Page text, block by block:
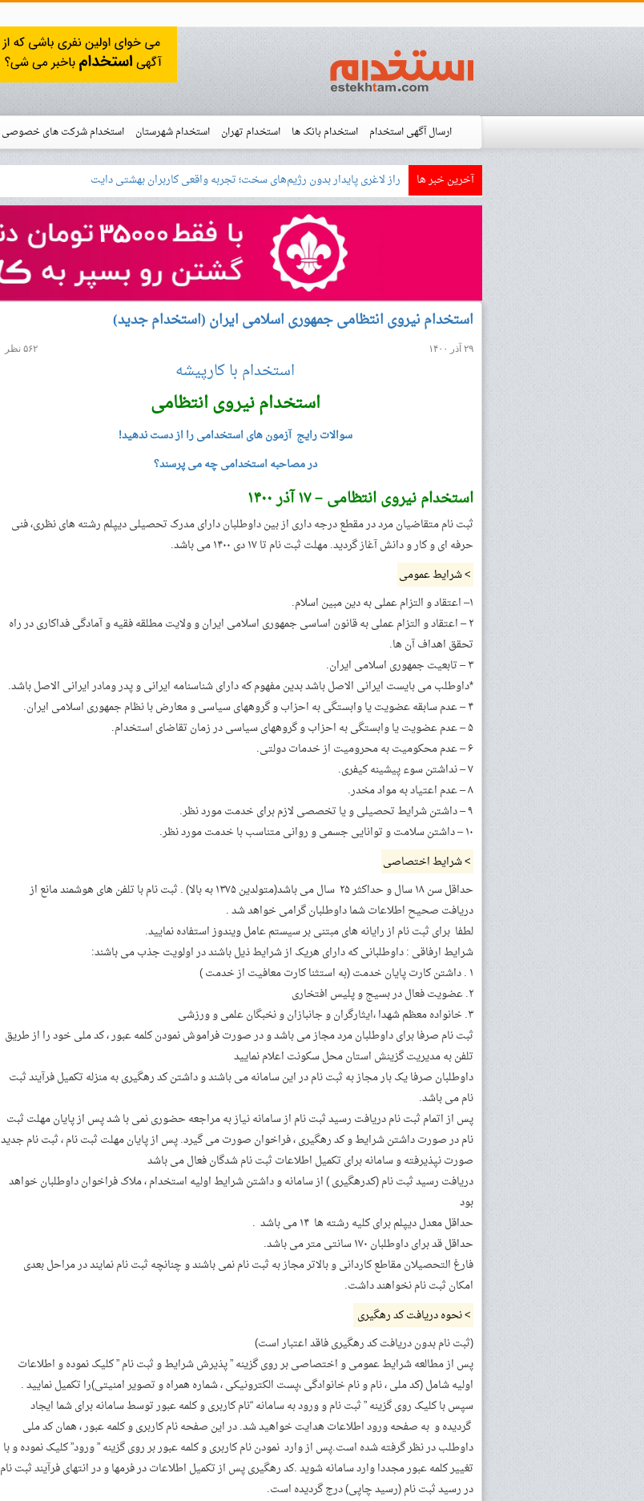
ارسال آگهی استخدام استخدام بانک ها استخدام تهران استخدام شهرستان استخدام شرکت های خصوصی
استخدام شده ها
آموزش فروشگاه استخدام
آخرین خبر ها بازار کار زبان آلمانی چگونه است
استخدام نیروی انتظامی جمهوری اسلامی ایران (استخدام جدید)
۲۹ آذر ۱۴۰۰ ۵۶۲ نظر
استخدام با کارپیشه
استخدام نیروی انتظامی
سوالات رایج آزمون های استخدامی را از دست ندهید!
در مصاحبه استخدامی چه می پرسند؟
استخدام نیروی انتظامی – ۱۷ آذر ۱۴۰۰
ثبت نام متقاضیان مرد در مقطع درجه داری از بین داوطلبان دارای مدرک تحصیلی دیپلم رشته های نظری، فنی
حرفه ای و کار و دانش آغاز گردید. مهلت ثبت نام تا ۱۷ دی ۱۴۰۰ می باشد.
> شرایط عمومی
۱– اعتقاد و التزام عملی به دین مبین اسلام.
۲ – اعتقاد و التزام عملی به قانون اساسی جمهوری اسلامی ایران و ولایت مطلقه فقیه و آمادگی فداکاری در راه
تحقق اهداف آن ها.
۳ – تابعیت جمهوری اسلامی ایران.
*داوطلب می بایست ایرانی الاصل باشد بدین مفهوم که دارای شناسنامه ایرانی و پدر ومادر ایرانی الاصل باشد.
۴ – عدم سابقه عضویت یا وابستگی به احزاب و گروههای سیاسی و معارض با نظام جمهوری اسلامی ایران.
۵ – عدم عضویت یا وابستگی به احزاب و گروههای سیاسی در زمان تقاضای استخدام.
۶ – عدم محکومیت به محرومیت از خدمات دولتی.
۷ – نداشتن سوء پیشینه کیفری.
۸ – عدم اعتیاد به مواد مخدر.
۹ – داشتن شرایط تحصیلی و یا تخصصی لازم برای خدمت مورد نظر.
۱۰ – داشتن سلامت و توانایی جسمی و روانی متناسب با خدمت مورد نظر.
> شرایط اختصاصی
حداقل سن ۱۸ سال و حداکثر ۲۵ سال می باشد(متولدین ۱۳۷۵ به بالا) . ثبت نام با تلفن های هوشمند مانع از
دریافت صحیح اطلاعات شما داوطلبان گرامی خواهد شد .
لطفا برای ثبت نام از رایانه های مبتنی بر سیستم عامل ویندوز استفاده نمایید.
شرایط ارفاقی : داوطلبانی که دارای هریک از شرایط ذیل باشند در اولویت جذب می باشند:
۱ . داشتن کارت پایان خدمت (به استثنا کارت معافیت از خدمت )
۲. عضویت فعال در بسیج و پلیس افتخاری
۳. خانواده معظم شهدا ،ایثارگران و جانبازان و نخبگان علمی و ورزشی
ثبت نام صرفا برای داوطلبان مرد مجاز می باشد و در صورت فراموش نمودن کلمه عبور ، کد ملی خود را از طریق
تلفن به مدیریت گزینش استان محل سکونت اعلام نمایید
داوطلبان صرفا یک بار مجاز به ثبت نام در این سامانه می باشند و داشتن کد رهگیری به منزله تکمیل فرآیند ثبت
نام می باشد.
پس از اتمام ثبت نام دریافت رسید ثبت نام از سامانه نیاز به مراجعه حضوری نمی با شد پس از پایان مهلت ثبت
نام در صورت داشتن شرایط و کد رهگیری ، فراخوان صورت می گیرد. پس از پایان مهلت ثبت نام ، ثبت نام جدید
صورت نپذیرفته و سامانه برای تکمیل اطلاعات ثبت نام شدگان فعال می باشد
دریافت رسید ثبت نام (کدرهگیری ) از سامانه و داشتن شرایط اولیه استخدام ، ملاک فراخوان داوطلبان خواهد
بود
حداقل معدل دیپلم برای کلیه رشته ها ۱۴ می باشد .
حداقل قد برای داوطلبان ۱۷۰ سانتی متر می باشد.
فارغ التحصیلان مقاطع کاردانی و بالاتر مجاز به ثبت نام نمی باشند و چنانچه ثبت نام نمایند در مراحل بعدی
امکان ثبت نام نخواهند داشت.
> نحوه دریافت کد رهگیری
(ثبت نام بدون دریافت کد رهگیری فاقد اعتبار است)
پس از مطالعه شرایط عمومی و اختصاصی بر روی گزینه ” پذیرش شرایط و ثبت نام ” کلیک نموده و اطلاعات
اولیه شامل (کد ملی ، نام و نام خانوادگی ،پست الکترونیکی ، شماره همراه و تصویر امنیتی)را تکمیل نمایید .
سپس با کلیک روی گزینه ” ثبت نام و ورود به سامانه “نام کاربری و کلمه عبور توسط سامانه برای شما ایجاد
گردیده و به صفحه ورود اطلاعات هدایت خواهید شد. در این صفحه نام کاربری و کلمه عبور ، همان کد ملی
داوطلب در نظر گرفته شده است.پس از وارد نمودن نام کاربری و کلمه عبور بر روی گزینه ” ورود” کلیک نموده و با
تغییر کلمه عبور مجددا وارد سامانه شوید .کد رهگیری پس از تکمیل اطلاعات در فرمها و در انتهای فرآیند ثبت نام
در رسید ثبت نام (رسید چاپی) درج گردیده است.